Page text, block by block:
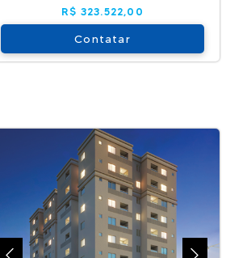
R$ 323.522,00
Contatar